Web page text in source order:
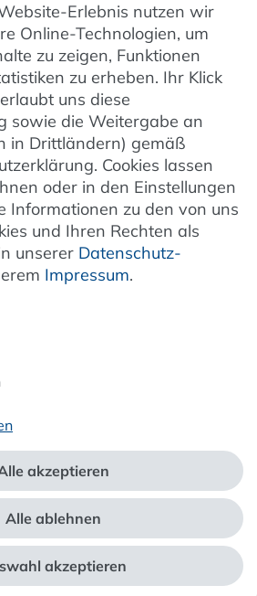
Altgeräten
& VERSAND
MwSt. zzgl.Service- und Versandkosten
Erlebnis nutzen wir
Online-Technologien, um
zu zeigen, Funktionen
zu erheben. Ihr Klick
uns diese
sowie die Weitergabe an
in Drittländern) gemäß
Cookies lassen
oder in den Einstellungen
Informationen zu den von uns
und Ihren Rechten als
unserer Daten­schutz­
Impressum.
akzeptieren
Alle ablehnen
akzeptieren
webshop by